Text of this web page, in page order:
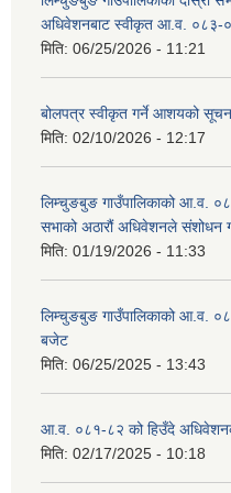
अधिवेशनबाट स्वीकृत आ.व. ०८३-
मिति: 06/25/2026 - 11:21
बोलपत्र स्वीकृत गर्ने आशयको
मिति: 02/10/2026 - 12:17
लिम्चुङबुङ गाउँपालिकाको आ.व.
सभाको अठारौं अधिवेशनले संशोधन
मिति: 01/19/2026 - 11:33
लिम्चुङबुङ गाउँपालिकाको आ.व.
बजेट
मिति: 06/25/2025 - 13:43
आ.व. ०८१-८२ को हिउँदे
मिति: 02/17/2025 - 10:18